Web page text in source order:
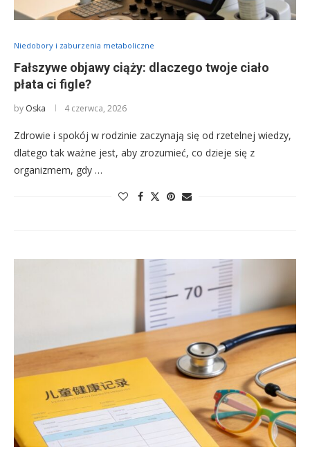
Niedobory i zaburzenia metaboliczne
Fałszywe objawy ciąży: dlaczego twoje ciało
płata ci figle?
by Oska 4 czerwca, 2026
Zdrowie i spokój w rodzinie zaczynają się od rzetelnej wiedzy,
dlatego tak ważne jest, aby zrozumieć, co dzieje się z
organizmem, gdy …